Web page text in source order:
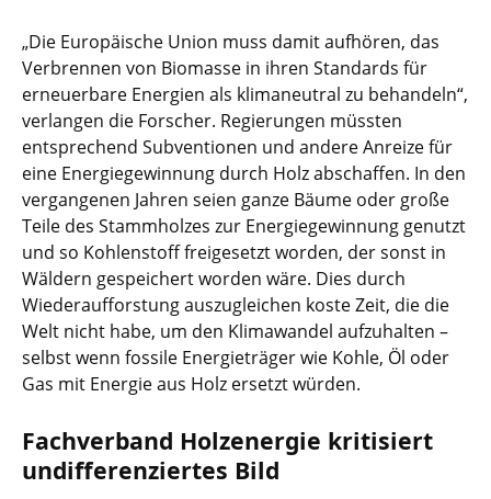
„Die Europäische Union muss damit aufhören, das
Verbrennen von Biomasse in ihren Standards für
erneuerbare Energien als klimaneutral zu behandeln“,
verlangen die Forscher. Regierungen müssten
entsprechend Subventionen und andere Anreize für
eine Energiegewinnung durch Holz abschaffen. In den
vergangenen Jahren seien ganze Bäume oder große
Teile des Stammholzes zur Energiegewinnung genutzt
und so Kohlenstoff freigesetzt worden, der sonst in
Wäldern gespeichert worden wäre. Dies durch
Wiederaufforstung auszugleichen koste Zeit, die die
Welt nicht habe, um den Klimawandel aufzuhalten –
selbst wenn fossile Energieträger wie Kohle, Öl oder
Gas mit Energie aus Holz ersetzt würden.
Fachverband Holzenergie kritisiert
undifferenziertes Bild